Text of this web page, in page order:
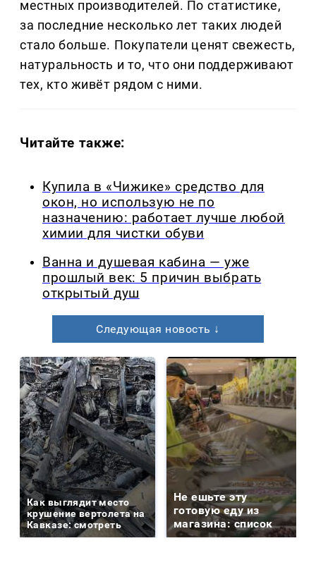
местных производителей. По статистике,
за последние несколько лет таких людей
стало больше. Покупатели ценят свежесть,
натуральность и то, что они поддерживают
тех, кто живёт рядом с ними.
Читайте также:
Купила в «Чижике» средство для
окон, но использую не по
назначению: работает лучше любой
химии для чистки обуви
Ванна и душевая кабина — уже
прошлый век: 5 причин выбрать
открытый душ
Следующая новость ↓
Как выглядит место
крушение вертолета на
Кавказе: смотреть
Не ешьте эту
готовую еду из
магазина: список